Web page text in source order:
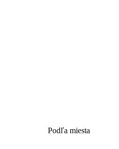
Podľa miesta